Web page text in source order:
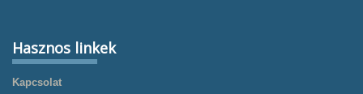
Hasznos linkek
Kapcsolat